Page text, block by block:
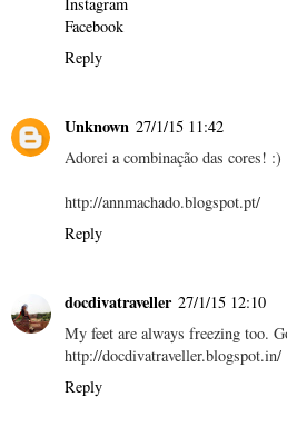
Facebook
Reply
Unknown 27/1/15 11:42
Adorei a combinação das cores! :)
http://annmachado.blogspot.pt/
Reply
docdivatraveller 27/1/15 12:10
My feet are always freezing too.
http://docdivatraveller.blogspot.in/
Reply